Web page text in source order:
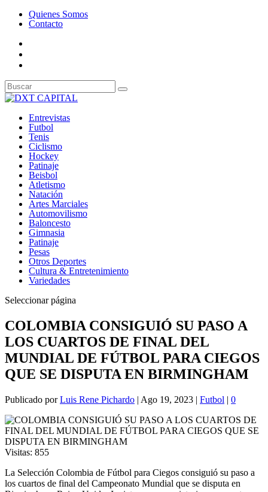
Quienes Somos
Contacto
Entrevistas
Futbol
Tenis
Ciclismo
Hockey
Patinaje
Beisbol
Atletismo
Natación
Artes Marciales
Automovilismo
Baloncesto
Gimnasia
Patinaje
Pesas
Otros Deportes
Cultura & Entretenimiento
Variedades
Seleccionar página
COLOMBIA CONSIGUIÓ SU PASO A
LOS CUARTOS DE FINAL DEL
MUNDIAL DE FÚTBOL PARA CIEGOS
QUE SE DISPUTA EN BIRMINGHAM
Publicado porLuis Rene Pichardo | Ago 19, 2023 | Futbol | 0
Visitas: 855
La Selección Colombia de Fútbol para Ciegos consiguió su paso a
los cuartos de final del Campeonato Mundial que se disputa en